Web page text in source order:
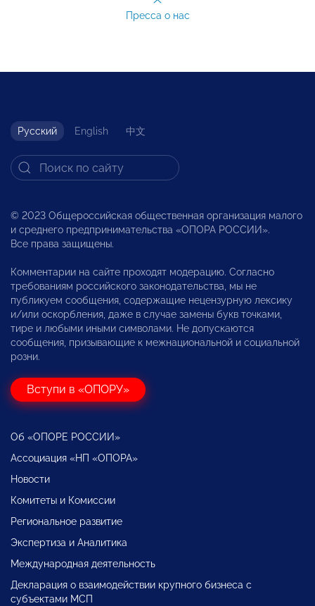
Пресса о нас
Русский English 中文
© 2023 Общероссийская общественная организация малого
и среднего предпринимательства «ОПОРА РОССИИ».
Все права защищены.
Комментарии на сайте проходят модерацию. Согласно
требованиям российского законодательства, мы не
публикуем сообщения, содержащие нецензурную лексику
и/или оскорбления, даже в случае замены букв точками,
тире и любыми иными символами. Не допускаются
сообщения, призывающие к межнациональной и социальной
розни.
Вступи в «ОПОРУ»
Об «ОПОРЕ РОССИИ»
Ассоциация «НП «ОПОРА»
Новости
Комитеты и Комиссии
Региональное развитие
Экспертиза и Аналитика
Международная деятельность
Декларация о взаимодействии крупного бизнеса с
субъектами МСП